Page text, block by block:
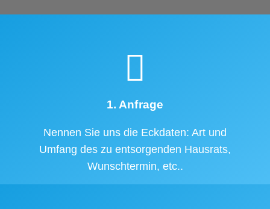
1. Anfrage
Nennen Sie uns die Eckdaten: Art und
Umfang des zu entsorgenden Hausrats,
Wunschtermin, etc..